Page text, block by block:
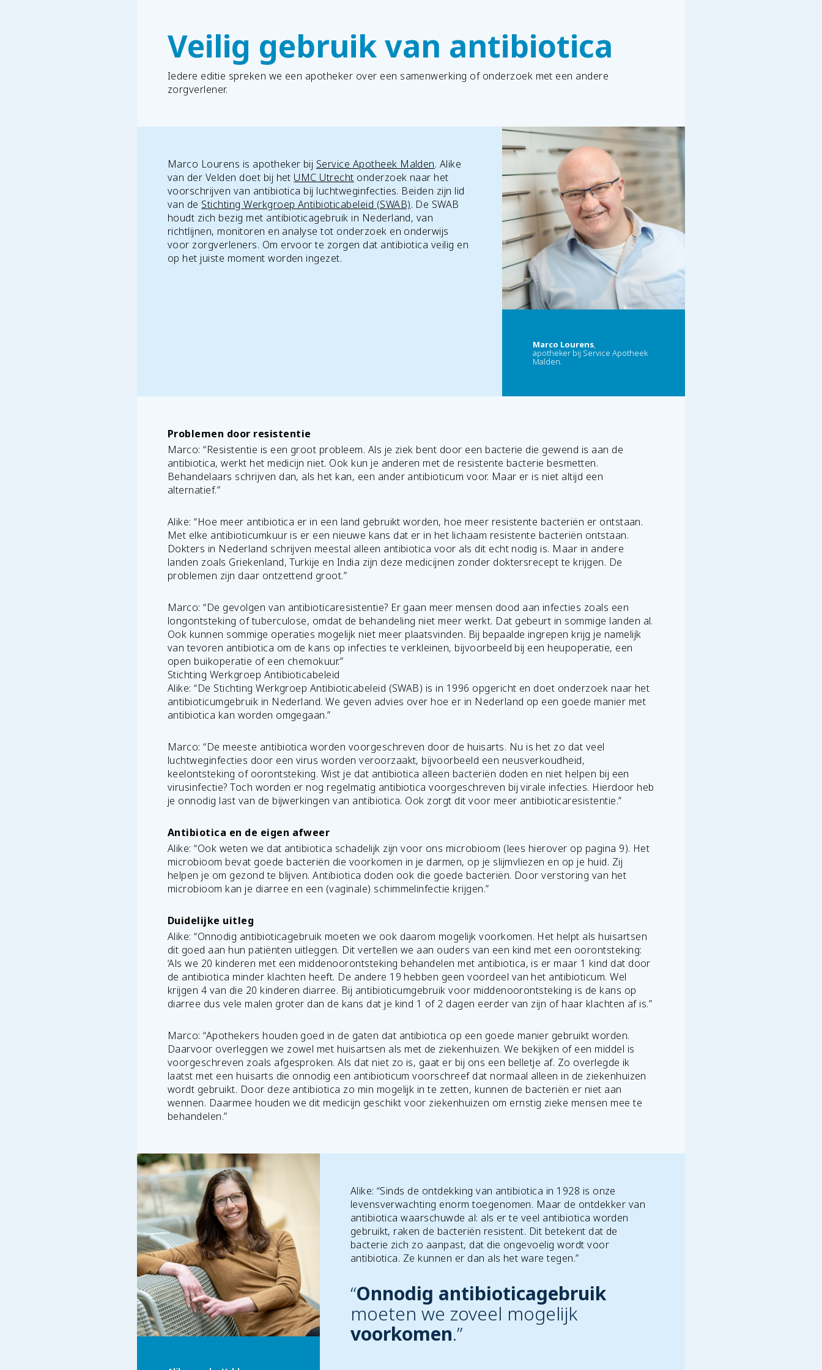
Veilig gebruik van antibiotica
Iedere editie spreken we een apotheker over een samenwerking of onderzoek met een andere
zorgverlener.
Marco Lourens is apotheker bij Service Apotheek Malden. Alike
van der Velden doet bij het UMC Utrecht onderzoek naar het
voorschrijven van antibiotica bij luchtweginfecties. Beiden zijn lid
van de Stichting Werkgroep Antibioticabeleid (SWAB). De SWAB
houdt zich bezig met antibioticagebruik in Nederland, van
richtlijnen, monitoren en analyse tot onderzoek en onderwijs
voor zorgverleners. Om ervoor te zorgen dat antibiotica veilig en
op het juiste moment worden ingezet.
Marco Lourens,
apotheker bij Service Apotheek
Malden.
Problemen door resistentie
Marco: “Resistentie is een groot probleem. Als je ziek bent door een bacterie die gewend is aan de
antibiotica, werkt het medicijn niet. Ook kun je anderen met de resistente bacterie besmetten.
Behandelaars schrijven dan, als het kan, een ander antibioticum voor. Maar er is niet altijd een
alternatief.”
Alike: “Hoe meer antibiotica er in een land gebruikt worden, hoe meer resistente bacteriën er ontstaan.
Met elke antibioticumkuur is er een nieuwe kans dat er in het lichaam resistente bacteriën ontstaan.
Dokters in Nederland schrijven meestal alleen antibiotica voor als dit echt nodig is. Maar in andere
landen zoals Griekenland, Turkije en India zijn deze medicijnen zonder doktersrecept te krijgen. De
problemen zijn daar ontzettend groot.”
Marco: “De gevolgen van antibioticaresistentie? Er gaan meer mensen dood aan infecties zoals een
longontsteking of tuberculose, omdat de behandeling niet meer werkt. Dat gebeurt in sommige landen al.
Ook kunnen sommige operaties mogelijk niet meer plaatsvinden. Bij bepaalde ingrepen krijg je namelijk
van tevoren antibiotica om de kans op infecties te verkleinen, bijvoorbeeld bij een heupoperatie, een
open buikoperatie of een chemokuur.”
Stichting Werkgroep Antibioticabeleid
Alike: “De Stichting Werkgroep Antibioticabeleid (SWAB) is in 1996 opgericht en doet onderzoek naar het
antibioticumgebruik in Nederland. We geven advies over hoe er in Nederland op een goede manier met
antibiotica kan worden omgegaan.”
Marco: “De meeste antibiotica worden voorgeschreven door de huisarts. Nu is het zo dat veel
luchtweginfecties door een virus worden veroorzaakt, bijvoorbeeld een neusverkoudheid,
keelontsteking of oorontsteking. Wist je dat antibiotica alleen bacteriën doden en niet helpen bij een
virusinfectie? Toch worden er nog regelmatig antibiotica voorgeschreven bij virale infecties. Hierdoor heb
je onnodig last van de bijwerkingen van antibiotica. Ook zorgt dit voor meer antibioticaresistentie.”
Antibiotica en de eigen afweer
Alike: “Ook weten we dat antibiotica schadelijk zijn voor ons microbioom (lees hierover op pagina 9). Het
microbioom bevat goede bacteriën die voorkomen in je darmen, op je slijmvliezen en op je huid. Zij
helpen je om gezond te blijven. Antibiotica doden ook die goede bacteriën. Door verstoring van het
microbioom kan je diarree en een (vaginale) schimmelinfectie krijgen.”
Duidelijke uitleg
Alike: “Onnodig antibioticagebruik moeten we ook daarom mogelijk voorkomen. Het helpt als huisartsen
dit goed aan hun patiënten uitleggen. Dit vertellen we aan ouders van een kind met een oorontsteking:
‘Als we 20 kinderen met een middenoorontsteking behandelen met antibiotica, is er maar 1 kind dat door
de antibiotica minder klachten heeft. De andere 19 hebben geen voordeel van het antibioticum. Wel
krijgen 4 van die 20 kinderen diarree. Bij antibioticumgebruik voor middenoorontsteking is de kans op
diarree dus vele malen groter dan de kans dat je kind 1 of 2 dagen eerder van zijn of haar klachten af is.”
Marco: “Apothekers houden goed in de gaten dat antibiotica op een goede manier gebruikt worden.
Daarvoor overleggen we zowel met huisartsen als met de ziekenhuizen. We bekijken of een middel is
voorgeschreven zoals afgesproken. Als dat niet zo is, gaat er bij ons een belletje af. Zo overlegde ik
laatst met een huisarts die onnodig een antibioticum voorschreef dat normaal alleen in de ziekenhuizen
wordt gebruikt. Door deze antibiotica zo min mogelijk in te zetten, kunnen de bacteriën er niet aan
wennen. Daarmee houden we dit medicijn geschikt voor ziekenhuizen om ernstig zieke mensen mee te
behandelen.”
Alike: “Sinds de ontdekking van antibiotica in 1928 is onze
levensverwachting enorm toegenomen. Maar de ontdekker van
antibiotica waarschuwde al: als er te veel antibiotica worden
gebruikt, raken de bacteriën resistent. Dit betekent dat de
bacterie zich zo aanpast, dat die ongevoelig wordt voor
antibiotica. Ze kunnen er dan als het ware tegen.”
“Onnodig antibioticagebruik
moeten we zoveel mogelijk
voorkomen.”